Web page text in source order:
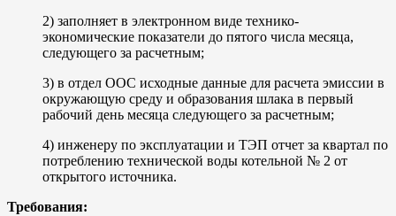
2) заполняет в электронном виде технико-
экономические показатели до пятого числа месяца,
следующего за расчетным;
3) в отдел ООС исходные данные для расчета эмиссии в
окружающую среду и образования шлака в первый
рабочий день месяца следующего за расчетным;
4) инженеру по эксплуатации и ТЭП отчет за квартал по
потреблению технической воды котельной № 2 от
открытого источника.
Требования: